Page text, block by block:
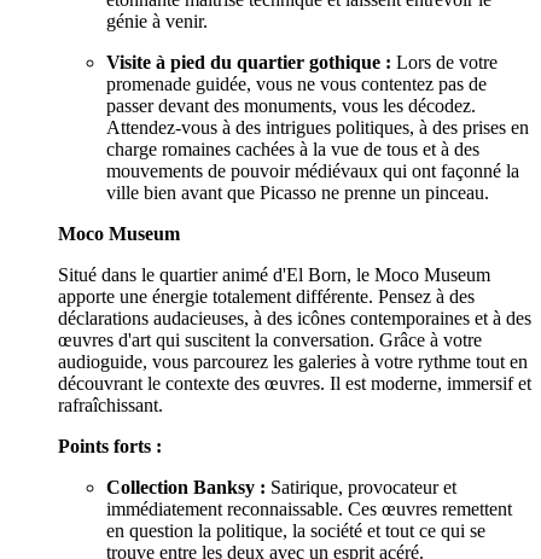
génie à venir.
Visite à pied du quartier gothique : Lors de votre
promenade guidée, vous ne vous contentez pas de
passer devant des monuments, vous les décodez.
Attendez-vous à des intrigues politiques, à des prises en
charge romaines cachées à la vue de tous et à des
mouvements de pouvoir médiévaux qui ont façonné la
ville bien avant que Picasso ne prenne un pinceau.
Moco Museum
Situé dans le quartier animé d'El Born, le Moco Museum
apporte une énergie totalement différente. Pensez à des
déclarations audacieuses, à des icônes contemporaines et à des
œuvres d'art qui suscitent la conversation. Grâce à votre
audioguide, vous parcourez les galeries à votre rythme tout en
découvrant le contexte des œuvres. Il est moderne, immersif et
rafraîchissant.
Points forts :
Collection Banksy : Satirique, provocateur et
immédiatement reconnaissable. Ces œuvres remettent
en question la politique, la société et tout ce qui se
trouve entre les deux avec un esprit acéré.